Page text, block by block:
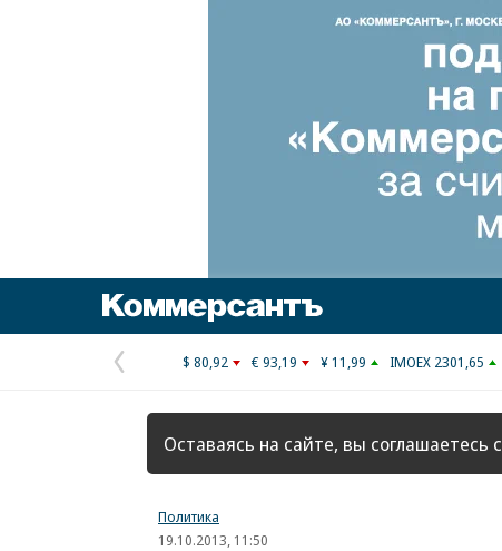
Предыдущая
страница
$ 80,92 € 93,19 ¥ 11,99 IMOEX 2301,65
Оставаясь на сайте, вы соглашаетесь с
Политика
19.10.2013, 11:50